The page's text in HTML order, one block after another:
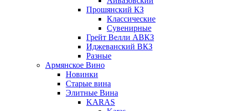
Прошянский КЗ
Классические
Сувенирные
Грейт Велли АВКЗ
Иджеванский ВКЗ
Разные
Армянское Вино
Новинки
Старые вина
Элитные Вина
KARAS